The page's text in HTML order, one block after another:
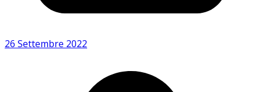
26 Settembre 2022